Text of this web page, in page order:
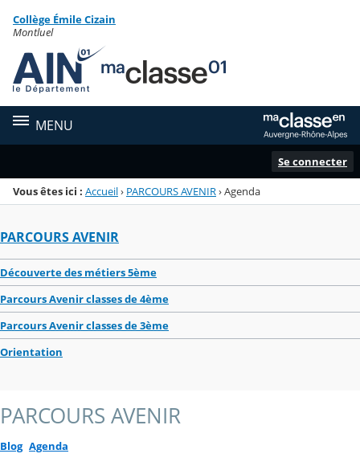
Menu de la rubrique
Contenu
Collège Émile Cizain
Montluel
MENU
Se connecter
Vous êtes ici : Accueil› PARCOURS AVENIR›Agenda
PARCOURS AVENIR
Découverte des métiers 5ème
Parcours Avenir classes de 4ème
Parcours Avenir classes de 3ème
Orientation
PARCOURS AVENIR
Blog Agenda